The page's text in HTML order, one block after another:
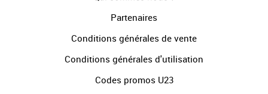
Partenaires
Conditions générales de vente
Conditions générales d'utilisation
Codes promos U23